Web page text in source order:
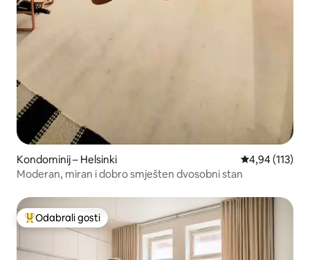
Kondominij – Helsinki Prosječna
4,94 (113)
Moderan, miran i dobro smješten dvosobni stan
Među najviše rangiranima s oznakom „Odabrali gosti”
Odabrali gosti